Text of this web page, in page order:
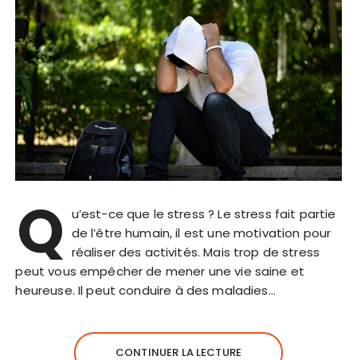
Q u’est-ce que le stress ? Le stress fait partie
de l’être humain, il est une motivation pour
réaliser des activités. Mais trop de stress
peut vous empêcher de mener une vie saine et
heureuse. Il peut conduire à des maladies…
CONTINUER LA LECTURE